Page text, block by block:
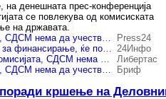
денешната прес-конференција
се повлекува од комисиската
на државата.
Филипче: Се повлекуваме од Комисијата, СДСМ нема да учествува во брутално, задолжување на државата за криминални тендери
Press24
Филипче: Се повлекуваме од Комисијата за финансирање, ќе поднесеме и кривична пријава против Гаши 24Инфо
(ВИДЕО) Филипче: Се повлекуваме од Комисијата, СДСМ нема да учествува во брутално, задолжување на државата за криминални тендери
Либертас
Филипче: Се повлекуваме од Комисијата, СДСМ нема да учествува во брутално, задолжување на државата за криминални тендери
Бриф
кршење на